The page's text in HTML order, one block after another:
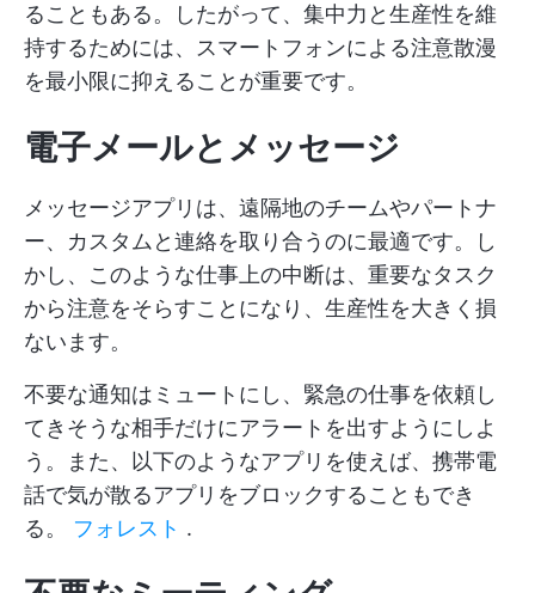
ることもある。したがって、集中力と生産性を維
持するためには、スマートフォンによる注意散漫
を最小限に抑えることが重要です。
電子メールとメッセージ
メッセージアプリは、遠隔地のチームやパートナ
ー、カスタムと連絡を取り合うのに最適です。し
かし、このような仕事上の中断は、重要なタスク
から注意をそらすことになり、生産性を大きく損
ないます。
不要な通知はミュートにし、緊急の仕事を依頼し
てきそうな相手だけにアラートを出すようにしよ
う。また、以下のようなアプリを使えば、携帯電
話で気が散るアプリをブロックすることもでき
る。 フォレスト .